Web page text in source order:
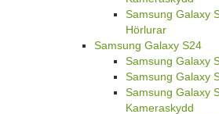
Samsung Galaxy
Hörlurar
Samsung Galaxy S24
Samsung Galaxy
Samsung Galaxy
Samsung Galaxy
Kameraskydd